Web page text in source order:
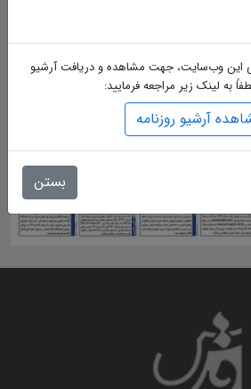
این وب‌سایت، جهت مشاهده و دریافت آرشیو
به لینک زیر مراجعه فرمایید:
آرشیو روزنامه
بستن